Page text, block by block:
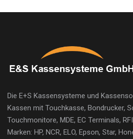
Die E+S Kassensysteme und
Kassen mit Touchkasse, Bondrucker,
Touchmonitore, MDE, EC Terminals,
Marken: HP, NCR, ELO, Epson, Star,